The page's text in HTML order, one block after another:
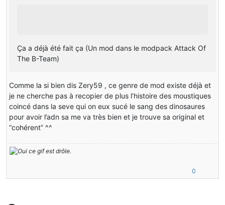
Ça a déjà été fait ça (Un mod dans le modpack Attack Of
The B-Team)
Comme la si bien dis Zery59 , ce genre de mod existe déjà et
je ne cherche pas à recopier de plus l’histoire des moustiques
coincé dans la seve qui on eux sucé le sang des dinosaures
pour avoir l’adn sa me va très bien et je trouve sa original et
“cohérent” ^^
0